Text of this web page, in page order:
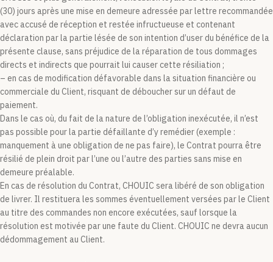
(30) jours après une mise en demeure adressée par lettre recommandée
avec accusé de réception et restée infructueuse et contenant
déclaration par la partie lésée de son intention d’user du bénéfice de la
présente clause, sans préjudice de la réparation de tous dommages
directs et indirects que pourrait lui causer cette résiliation ;
– en cas de modification défavorable dans la situation financière ou
commerciale du Client, risquant de déboucher sur un défaut de
paiement.
Dans le cas où, du fait de la nature de l’obligation inexécutée, il n’est
pas possible pour la partie défaillante d’y remédier (exemple :
manquement à une obligation de ne pas faire), le Contrat pourra être
résilié de plein droit par l’une ou l’autre des parties sans mise en
demeure préalable.
En cas de résolution du Contrat, CHOUIC sera libéré de son obligation
de livrer. Il restituera les sommes éventuellement versées par le Client
au titre des commandes non encore exécutées, sauf lorsque la
résolution est motivée par une faute du Client. CHOUIC ne devra aucun
dédommagement au Client.